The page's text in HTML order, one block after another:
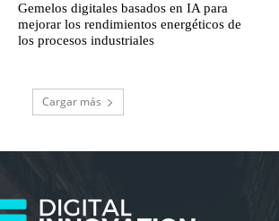
Gemelos digitales basados en IA para
mejorar los rendimientos energéticos de
los procesos industriales
Cargar más